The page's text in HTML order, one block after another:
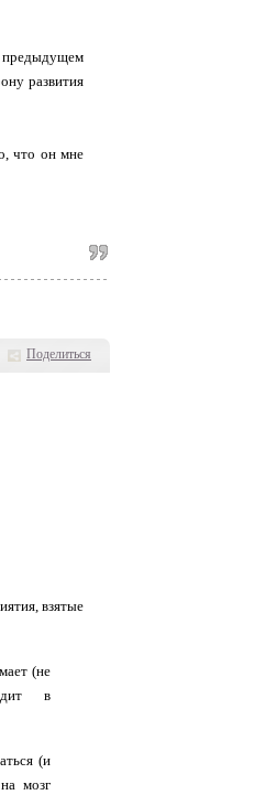
Поделиться
предыдущем
развития
что он мне
взятые
(не
в
(и
мозг